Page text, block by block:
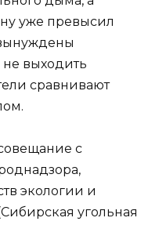
уже превысил
не выходить
сравнивают
с
экологии и
угольная